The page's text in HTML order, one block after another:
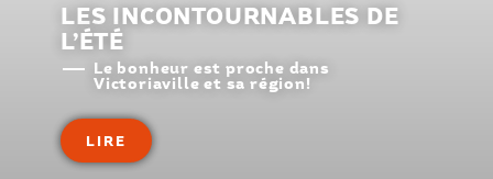
LES INCONTOURNABLES DE
L’ÉTÉ
Le bonheur est proche dans
Victoriaville et sa région!
LIRE